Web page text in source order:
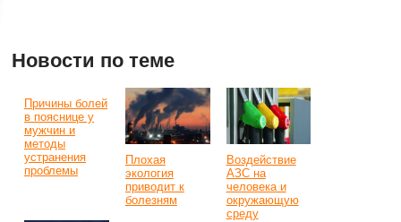
Новости по теме
Причины болей
в пояснице у
мужчин и
методы
устранения
проблемы
Плохая
экология
приводит к
болезням
Воздействие
АЗС на
человека и
окружающую
среду